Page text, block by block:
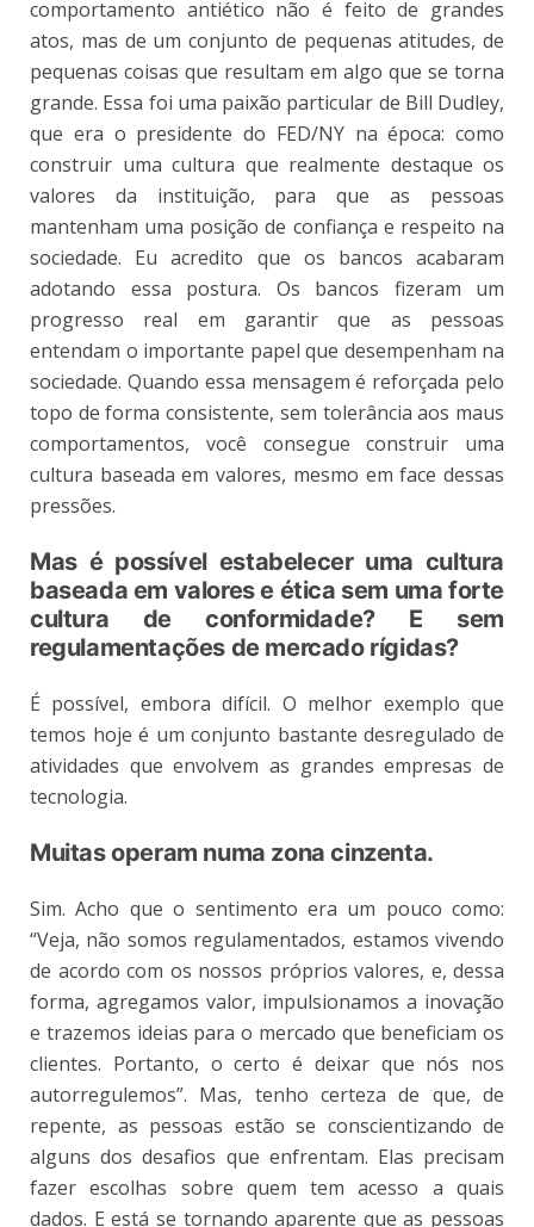
comportamento antiético não é feito de grandes
atos, mas de um conjunto de pequenas atitudes, de
pequenas coisas que resultam em algo que se torna
grande. Essa foi uma paixão particular de Bill Dudley,
que era o presidente do FED/NY na época: como
construir uma cultura que realmente destaque os
valores da instituição, para que as pessoas
mantenham uma posição de confiança e respeito na
sociedade. Eu acredito que os bancos acabaram
adotando essa postura. Os bancos fizeram um
progresso real em garantir que as pessoas
entendam o importante papel que desempenham na
sociedade. Quando essa mensagem é reforçada pelo
topo de forma consistente, sem tolerância aos maus
comportamentos, você consegue construir uma
cultura baseada em valores, mesmo em face dessas
pressões.
Mas é possível estabelecer uma cultura
baseada em valores e ética sem uma forte
cultura de conformidade? E sem
regulamentações de mercado rígidas?
É possível, embora difícil. O melhor exemplo que
temos hoje é um conjunto bastante desregulado de
atividades que envolvem as grandes empresas de
tecnologia.
Muitas operam numa zona cinzenta.
Sim. Acho que o sentimento era um pouco como:
“Veja, não somos regulamentados, estamos vivendo
de acordo com os nossos próprios valores, e, dessa
forma, agregamos valor, impulsionamos a inovação
e trazemos ideias para o mercado que beneficiam os
clientes. Portanto, o certo é deixar que nós nos
autorregulemos”. Mas, tenho certeza de que, de
repente, as pessoas estão se conscientizando de
alguns dos desafios que enfrentam. Elas precisam
fazer escolhas sobre quem tem acesso a quais
dados. E está se tornando aparente que as pessoas